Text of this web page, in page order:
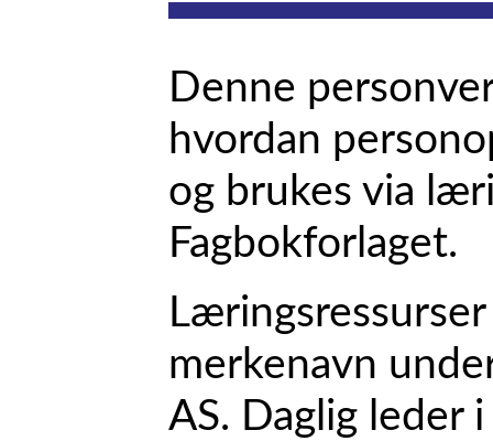
Denne
hvordan
og brukes via
Fagbokforlaget.
merkenavn
AS. Daglig leder